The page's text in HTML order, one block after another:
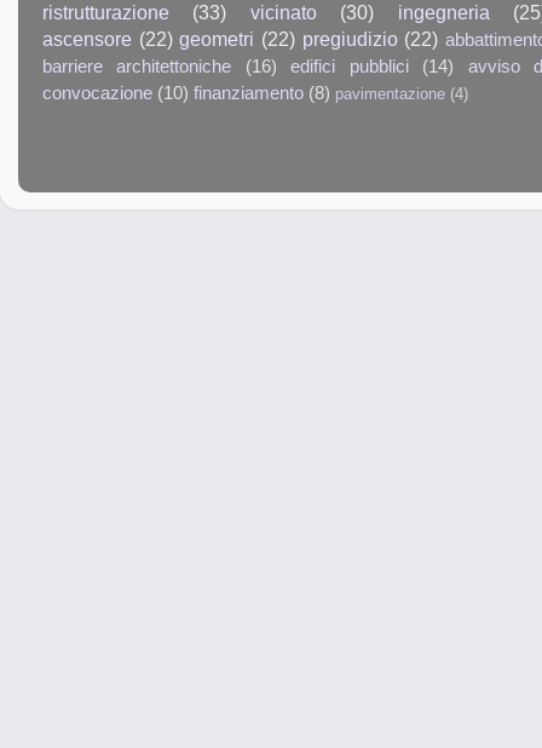
ristrutturazione
(33) vicinato (30) ingegneria
ascensore (22) geometri (22) pregiudizio (22)
barriere architettoniche
(16) edifici pubblici (14)
avviso
convocazione (10) finanziamento (8) pavimentazione (4)